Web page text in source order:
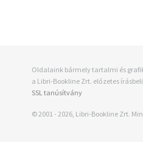
Oldalaink bármely tartalmi és
a Libri-Bookline Zrt. előzetes
SSL tanúsítvány
© 2001 - 2026, Libri-Bookline Zrt.